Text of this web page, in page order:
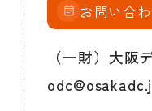
お問い合
（一財）大